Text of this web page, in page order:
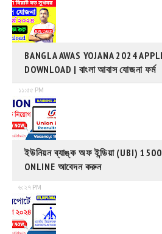
BANGLA AWAS YOJANA 2024
DOWNLOAD | বাংলা আবাস যোজনা ফর্ম
১১:৫৫ PM
ইউনিয়ন ব্যাঙ্ক অফ ইন্ডিয়া (UBI) 1500
ONLINE আবেদন করুন
৬:২৭ PM